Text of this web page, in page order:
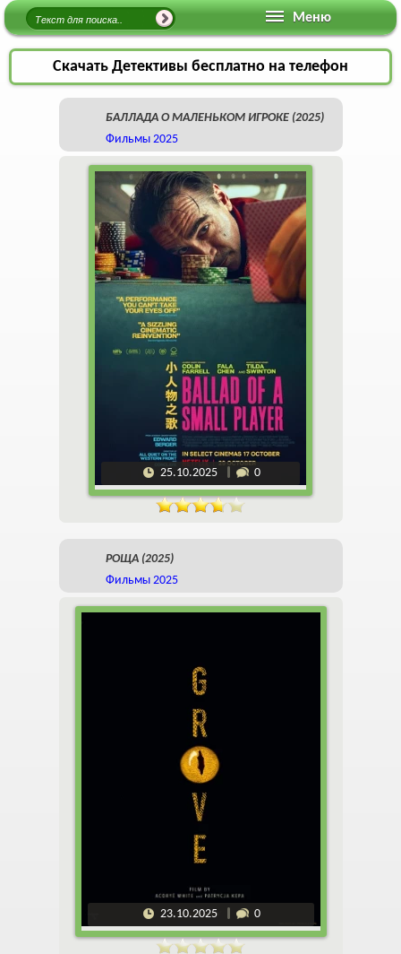
Меню
Скачать Детективы бесплатно на телефон
БАЛЛАДА О МАЛЕНЬКОМ ИГРОКЕ (2025)
Фильмы 2025
25.10.2025 0
РОЩА (2025)
Фильмы 2025
23.10.2025 0